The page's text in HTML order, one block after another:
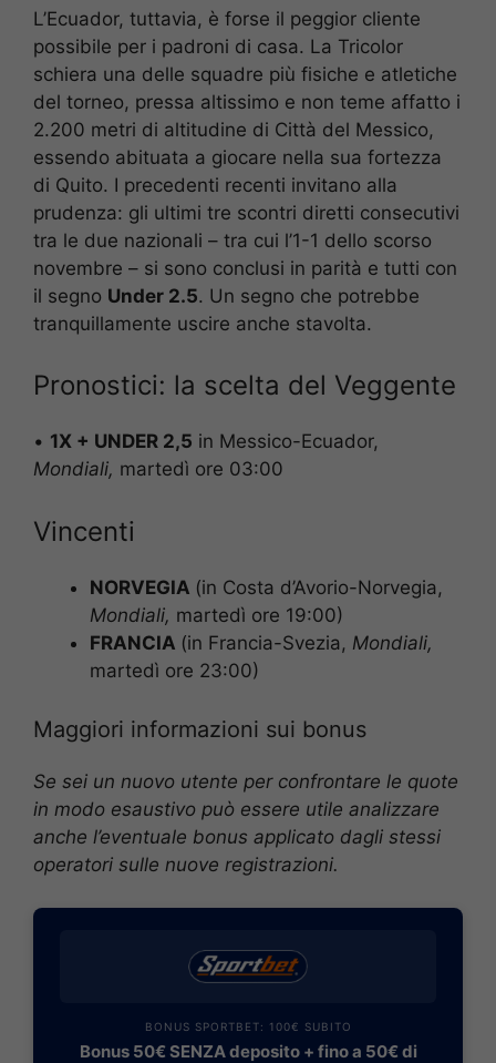
L’Ecuador, tuttavia, è forse il peggior cliente
possibile per i padroni di casa. La Tricolor
schiera una delle squadre più fisiche e atletiche
del torneo, pressa altissimo e non teme affatto i
2.200 metri di altitudine di Città del Messico,
essendo abituata a giocare nella sua fortezza
di Quito. I precedenti recenti invitano alla
prudenza: gli ultimi tre scontri diretti consecutivi
tra le due nazionali – tra cui l’1-1 dello scorso
novembre – si sono conclusi in parità e tutti con
il segno Under 2.5. Un segno che potrebbe
tranquillamente uscire anche stavolta.
Pronostici: la scelta del Veggente
• 1X + UNDER 2,5 in Messico-Ecuador,
Mondiali, martedì ore 03:00
Vincenti
NORVEGIA (in Costa d’Avorio-Norvegia,
Mondiali, martedì ore 19:00)
FRANCIA (in Francia-Svezia, Mondiali,
martedì ore 23:00)
Maggiori informazioni sui bonus
Se sei un nuovo utente per confrontare le quote
in modo esaustivo può essere utile analizzare
anche l’eventuale bonus applicato dagli stessi
operatori sulle nuove registrazioni.
BONUS SPORTBET: 100€ SUBITO
Bonus 50€ SENZA deposito + fino a 50€ di